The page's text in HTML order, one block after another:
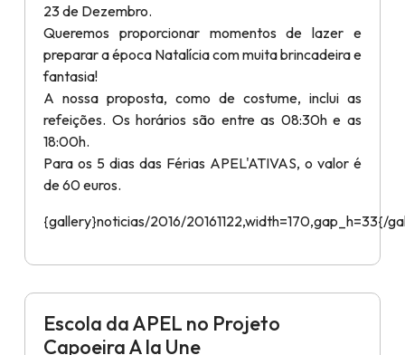
23 de Dezembro.
Queremos proporcionar momentos de lazer e
preparar a época Natalícia com muita brincadeira e
fantasia!
A nossa proposta, como de costume, inclui as
refeições. Os horários são entre as 08:30h e as
18:00h.
Para os 5 dias das Férias APEL'ATIVAS, o valor é
de 60 euros.
{gallery}noticias/2016/20161122,width=170,gap_h=33{/
Escola da APEL no Projeto
Capoeira A la Une